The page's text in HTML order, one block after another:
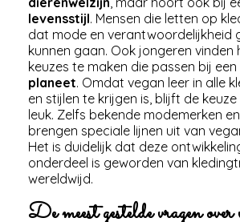
levensstijl. Mensen die letten op
dat mode en verantwoordelijkheid
kunnen gaan. Ook jongeren vinden
keuzes te maken die passen bij
planeet. Omdat vegan leer in alle
en stijlen te krijgen is, blijft de keuze
leuk. Zelfs bekende modemerken
brengen speciale lijnen uit van
Het is duidelijk dat deze
onderdeel is geworden van
wereldwijd.
De meest gestelde vragen over